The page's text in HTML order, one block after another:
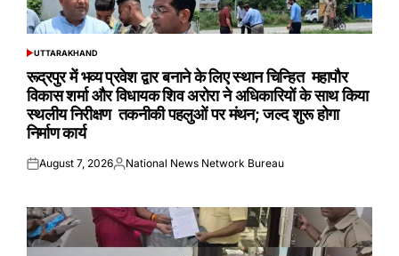
POSTED
UTTARAKHAND
रूद्रपुर में भव्य प्रवेश द्वार बनाने के लिए स्थान चिन्हित महापौर
विकास शर्मा और विधायक शिव अरोरा ने अधिकारियों के साथ किया
स्थलीय निरीक्षण तकनीकी पहलुओं पर मंथन; जल्द शुरू होगा
निर्माण कार्य
Posted
August 7, 2026Posted
National News Network Bureau